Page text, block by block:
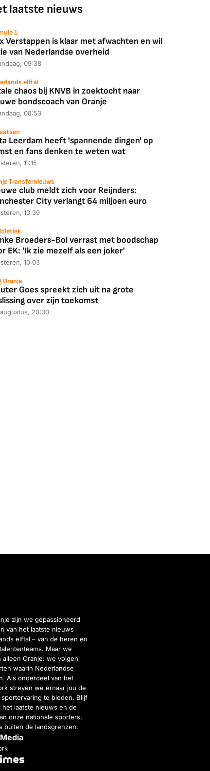
JBL Partybox
Ultimate Zwart
Google TV
laatste nieuws
1
Verstappen is klaar met afwachten en wil
van Nederlandse overheid
09:38
elftal
chaos bij KNVB in zoektocht naar
bondscoach van Oranje
08:53
Leerdam heeft 'spannende dingen' op
en fans denken te weten wat
11:15
Transfernieuws
club meldt zich voor Reijnders:
City verlangt 64 miljoen euro
10:39
Broeders-Bol verrast met boodschap
EK: 'Ik zie mezelf als een joker'
10:03
Oranje
Goes spreekt zich uit na grote
over zijn toekomst
20:00
zijn we gepassioneerd
van het laatste nieuws
elftal – van de heren en
Maar we
alleen Oranje: we volgen
waarin Nederlandse
Als onderdeel van het
streven we ernaar jou de
te bieden. Blijf
laatste nieuws en de
onze nationale sporters,
buiten de landsgrenzen.